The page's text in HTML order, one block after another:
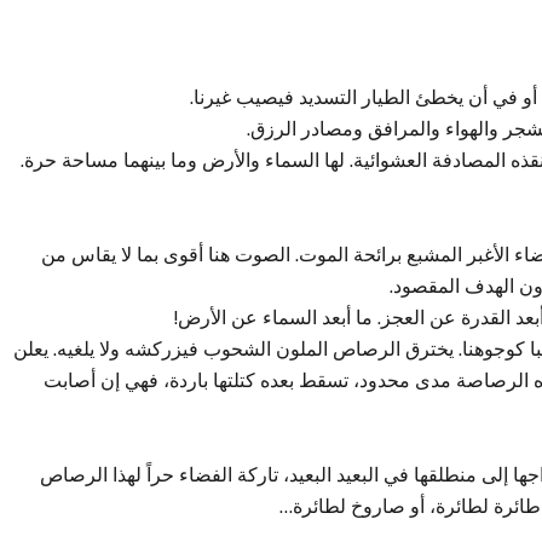
أو في أن يخطئ الطيار التسديد فيصيب غيرنا.
والهواء والمرافق ومصادر الرزق.
المصادفة العشوائية. لها السماء والأرض وما بينهما مساحة حرة.
الأغبر المشبع برائحة الموت. الصوت هنا أقوى بما لا يقاس من
الهدف المقصود.
القدرة عن العجز. ما أبعد السماء عن الأرض!
كوجوهنا. يخترق الرصاص الملون الشحوب فيزركشه ولا يلغيه. يعلن
الرصاصة مدى محدود، تسقط بعده كتلتها باردة، فهي إن أصابت
إلى منطلقها في البعيد البعيد، تاركة الفضاء حراً لهذا الرصاص
لطائرة، أو صاروخ لطائرة…